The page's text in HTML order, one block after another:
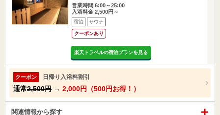
営業時間 6:00～25:00
入浴料金 2,500円～
宿泊 サウナ
クーポンあり
楽天トラベルの宿泊プランを見る
クーポン 日帰り入浴料割引
通常2,500円 → 2,000円（500円お得！）
関連情報から探す